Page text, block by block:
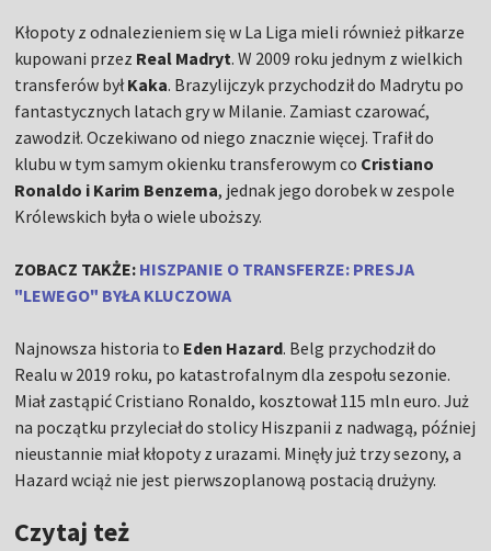
Kłopoty z odnalezieniem się w La Liga mieli również piłkarze
kupowani przez Real Madryt. W 2009 roku jednym z wielkich
transferów byłKaka. Brazylijczyk przychodził do Madrytu po
fantastycznych latach gry w Milanie. Zamiast czarować,
zawodził. Oczekiwano od niego znacznie więcej. Trafił do
klubu w tym samym okienku transferowym co Cristiano
Ronaldo i Karim Benzema, jednak jego dorobek w zespole
Królewskich była o wiele uboższy.
ZOBACZ TAKŻE: HISZPANIE O TRANSFERZE: PRESJA
"LEWEGO" BYŁA KLUCZOWA
Najnowsza historia to Eden Hazard. Belg przychodził do
Realu w 2019 roku, po katastrofalnym dla zespołu sezonie.
Miał zastąpić Cristiano Ronaldo, kosztował 115 mln euro. Już
na początku przyleciał do stolicy Hiszpanii z nadwagą, później
nieustannie miał kłopoty z urazami. Minęły już trzy sezony, a
Hazard wciąż nie jest pierwszoplanową postacią drużyny.
Czytaj też